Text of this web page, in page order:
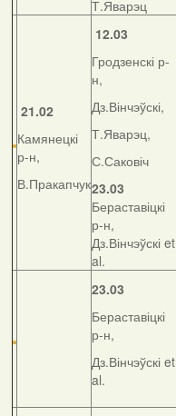
Т.Яварэц
21.02
Камянецкі
р-н,
В.Пракапчук
12.03
Гродзенскі р-
н,
Дз.Вінчэўскі,
Т.Яварэц,
С.Саковіч
23.03
Бераставіцкі
р-н,
Дз.Вінчэўскі et
al.
23.03
Бераставіцкі
р-н,
Дз.Вінчэўскі et
al.